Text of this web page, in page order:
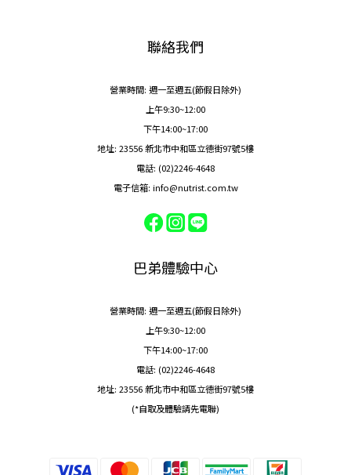
聯絡我們
營業時間: 週一至週五(節假日除外)
上午9:30~12:00
下午14:00~17:00
地址: 23556 新北市中和區立德街97號5樓
電話: (02)2246-4648
電子信箱: info@nutrist.com.tw
巴弟體驗中心
營業時間: 週一至週五(節假日除外)
上午9:30~12:00
下午14:00~17:00
電話: (02)2246-4648
地址: 23556 新北市中和區立德街97號5樓
(*自取及體驗請先電聯)